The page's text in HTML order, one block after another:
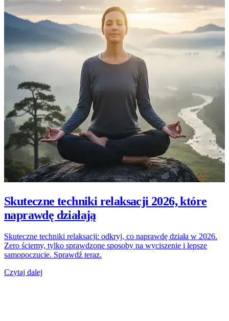
Skuteczne techniki relaksacji 2026, które
naprawdę działają
Skuteczne techniki relaksacji: odkryj, co naprawdę działa w 2026.
Zero ściemy, tylko sprawdzone sposoby na wyciszenie i lepsze
samopoczucie. Sprawdź teraz.
Czytaj dalej